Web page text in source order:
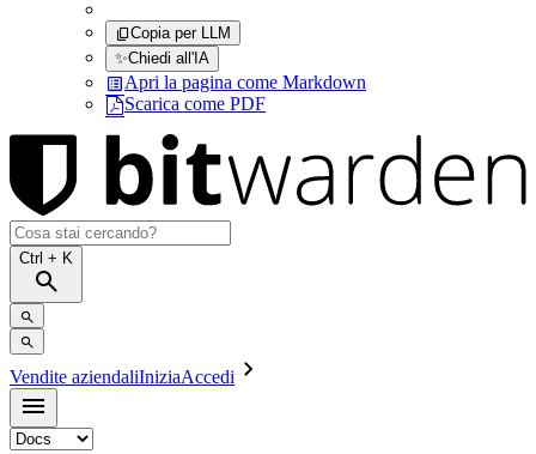
Copia per LLM
✨Chiedi all'IA
Apri la pagina come Markdown
Scarica come PDF
Ctrl + K
Vendite aziendaliIniziaAccedi